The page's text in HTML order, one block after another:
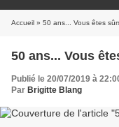
Accueil » 50 ans... Vous êtes
50 ans... Vous
Publié le 20/07/2019 à
Par Brigitte Blang